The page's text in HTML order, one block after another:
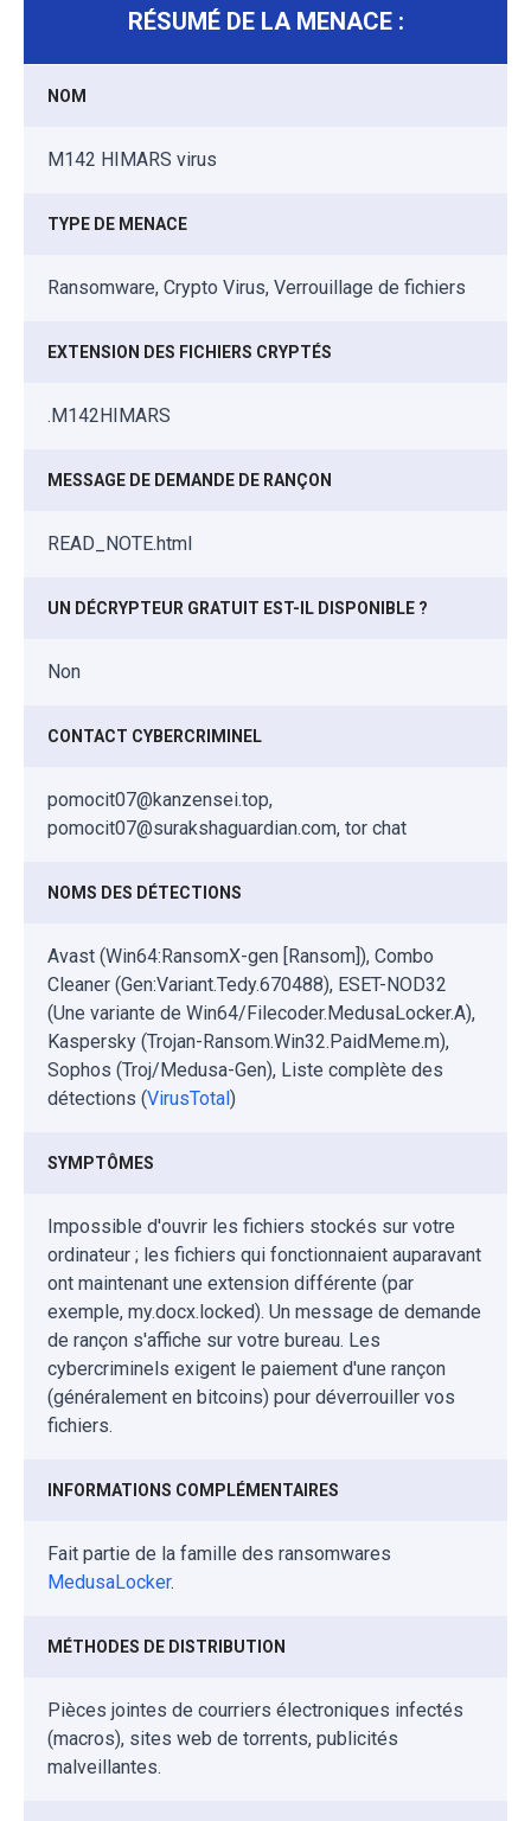
RÉSUMÉ DE LA MENACE :
NOM
M142 HIMARS virus
TYPE DE MENACE
Ransomware, Crypto Virus, Verrouillage de fichiers
EXTENSION DES FICHIERS CRYPTÉS
.M142HIMARS
MESSAGE DE DEMANDE DE RANÇON
READ_NOTE.html
UN DÉCRYPTEUR GRATUIT EST-IL DISPONIBLE ?
Non
CONTACT CYBERCRIMINEL
pomocit07@kanzensei.top,
pomocit07@surakshaguardian.com, tor chat
NOMS DES DÉTECTIONS
Avast (Win64:RansomX-gen [Ransom]), Combo
Cleaner (Gen:Variant.Tedy.670488), ESET-NOD32
(Une variante de Win64/Filecoder.MedusaLocker.A),
Kaspersky (Trojan-Ransom.Win32.PaidMeme.m),
Sophos (Troj/Medusa-Gen), Liste complète des
détections (VirusTotal )
SYMPTÔMES
Impossible d'ouvrir les fichiers stockés sur votre
ordinateur ; les fichiers qui fonctionnaient auparavant
ont maintenant une extension différente (par
exemple, my.docx.locked). Un message de demande
de rançon s'affiche sur votre bureau. Les
cybercriminels exigent le paiement d'une rançon
(généralement en bitcoins) pour déverrouiller vos
fichiers.
INFORMATIONS COMPLÉMENTAIRES
Fait partie de la famille des ransomwares
MedusaLocker.
MÉTHODES DE DISTRIBUTION
Pièces jointes de courriers électroniques infectés
(macros), sites web de torrents, publicités
malveillantes.